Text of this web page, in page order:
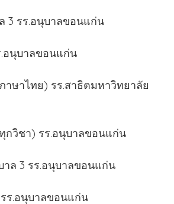
3 รร.อนุบาลขอนแก่น
.อนุบาลขอนแก่น
าษาไทย) รร.สาธิตมหาวิทยาลัย
กวิชา) รร.อนุบาลขอนแก่น
ล 3 รร.อนุบาลขอนแก่น
ร.อนุบาลขอนแก่น